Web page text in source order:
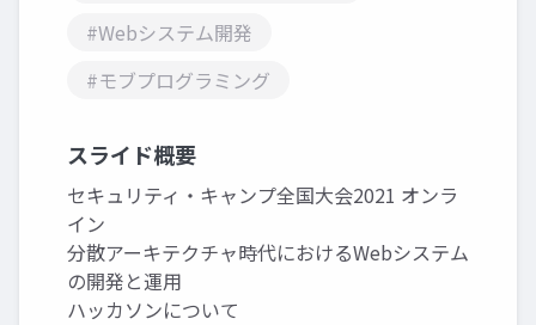
#Webシステム開発
#モブプログラミング
スライド概要
セキュリティ・キャンプ全国大会2021 オンラ
イン
分散アーキテクチャ時代におけるWebシステム
の開発と運用
ハッカソンについて